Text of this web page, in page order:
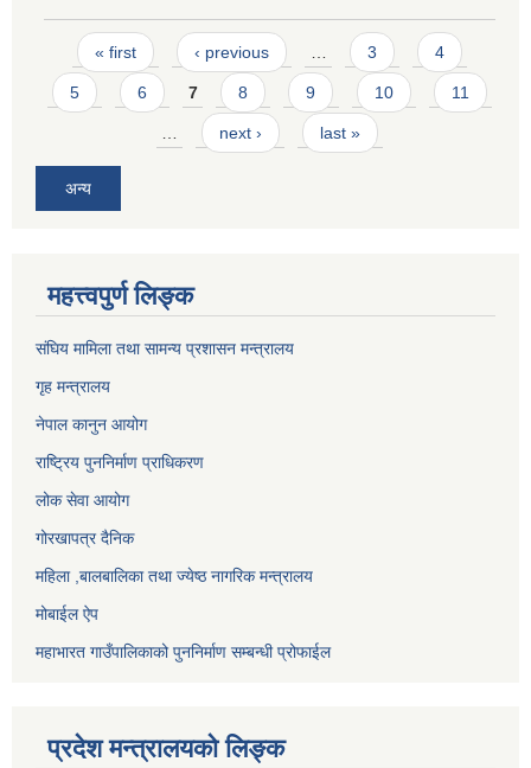
Pages
« first ‹ previous 3 4
5 6 7 8 9 10 11
next › last »
अन्य
महत्त्वपुर्ण लिङ्क
संघिय मामिला तथा सामन्य प्रशासन मन्त्रालय
गृह मन्त्रालय
नेपाल कानुन आयोग
राष्ट्रिय पुननिर्माण प्राधिकरण
लोक सेवा आयोग
गोरखापत्र दैनिक
महिला ,बालबालिका तथा ज्येष्ठ नागरिक मन्त्रालय
मोबाईल ऐप
महाभारत गाउँपालिकाको पुननिर्माण सम्बन्धी प्रोफाईल
प्रदेश मन्त्रालयको लिङ्क